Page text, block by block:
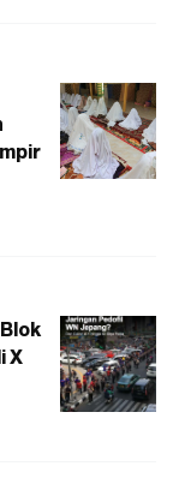
X